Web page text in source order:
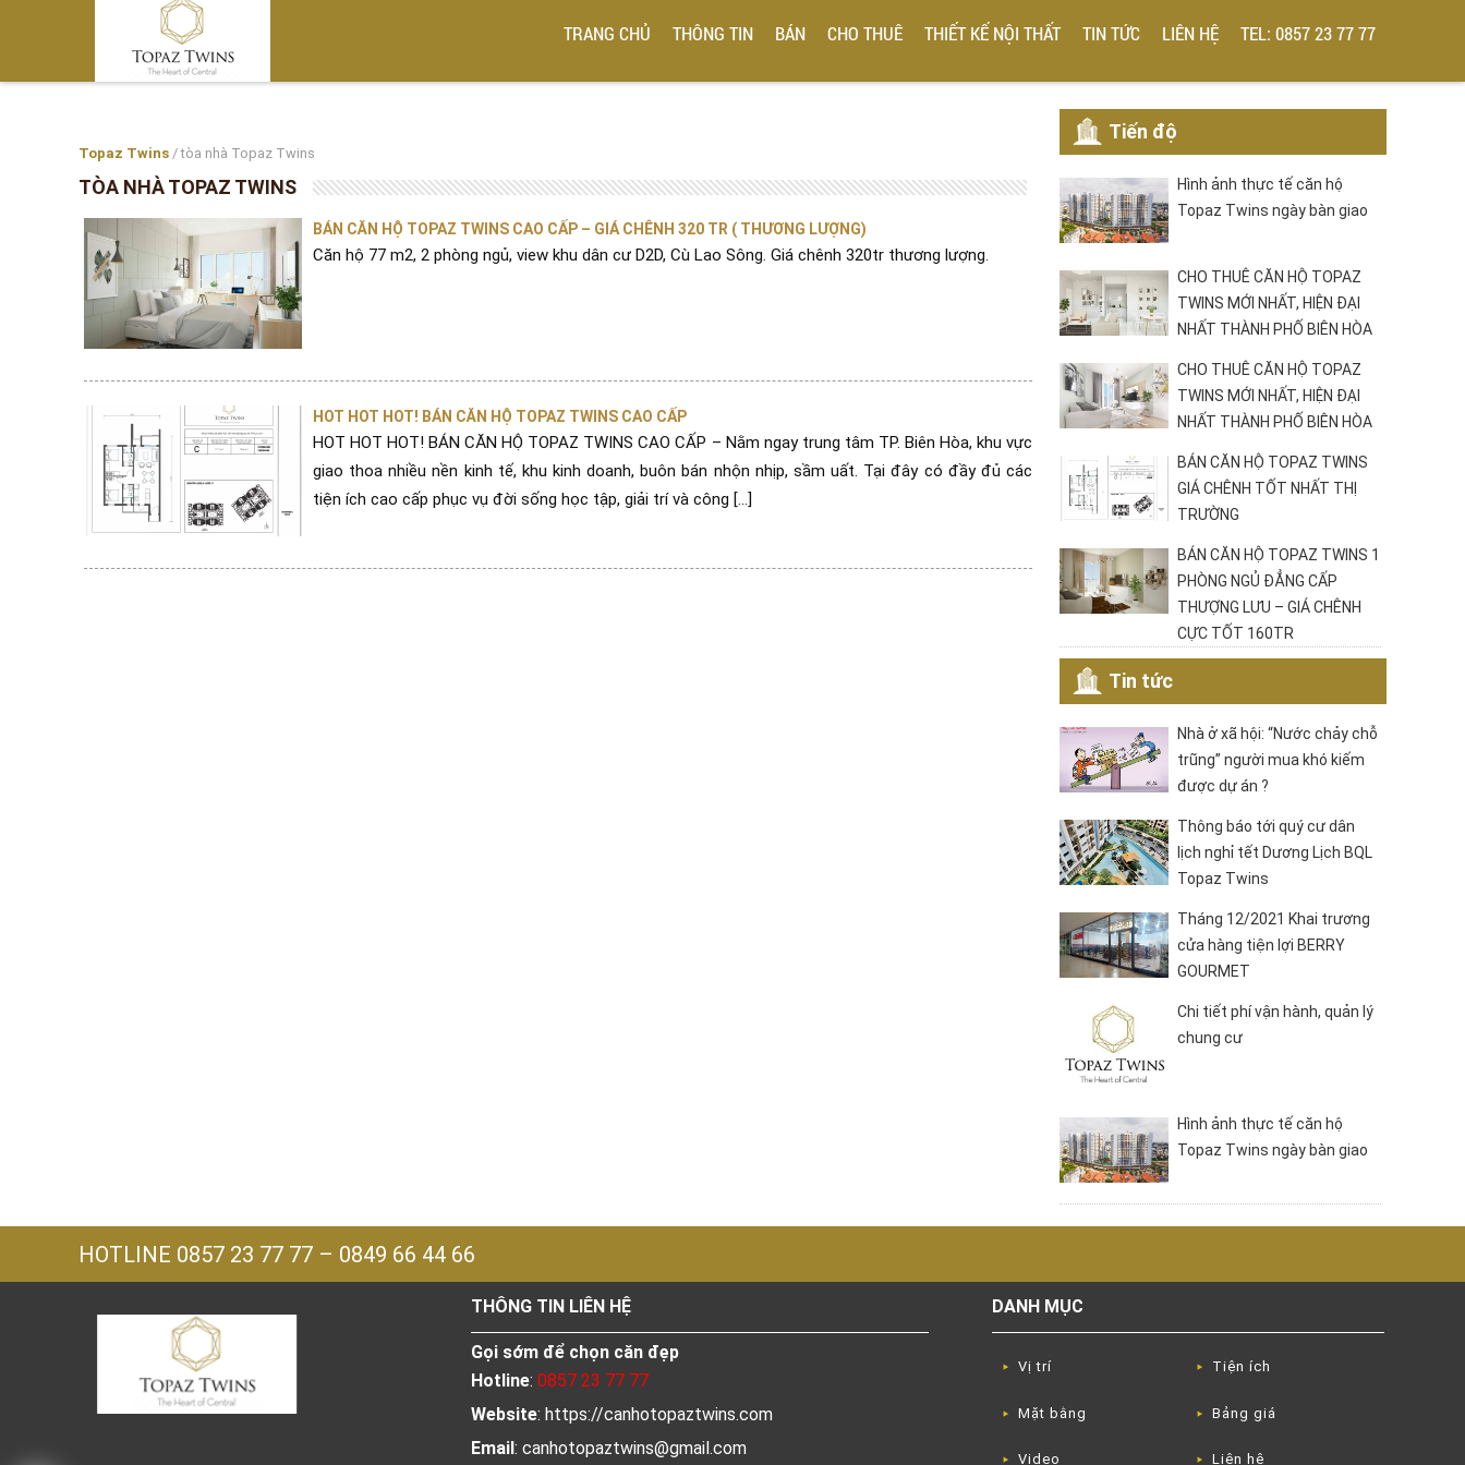
TRANG CHỦ THÔNG TIN BÁN CHO THUÊ THIẾT KẾ NỘI THẤT TIN TỨC LIÊN HỆ TEL: 0857 23 77 77
Topaz Twins /tòa nhà Topaz Twins
TÒA NHÀ TOPAZ TWINS
BÁN CĂN HỘ TOPAZ TWINS CAO CẤP – GIÁ CHÊNH 320 TR ( THƯƠNG LƯỢNG)
Căn hộ 77 m2, 2 phòng ngủ, view khu dân cư D2D, Cù Lao Sông. Giá chênh 320tr thương lượng.
HOT HOT HOT! BÁN CĂN HỘ TOPAZ TWINS CAO CẤP
HOT HOT HOT! BÁN CĂN HỘ TOPAZ TWINS CAO CẤP – Nằm ngay trung tâm TP. Biên Hòa, khu vực
giao thoa nhiều nền kinh tế, khu kinh doanh, buôn bán nhộn nhịp, sầm uất. Tại đây có đầy đủ các
tiện ích cao cấp phục vụ đời sống học tập, giải trí và công [...]
Tiến độ
Hình ảnh thực tế căn hộ
Topaz Twins ngày bàn giao
CHO THUÊ CĂN HỘ TOPAZ
TWINS MỚI NHẤT, HIỆN ĐẠI
NHẤT THÀNH PHỐ BIÊN HÒA
CHO THUÊ CĂN HỘ TOPAZ
TWINS MỚI NHẤT, HIỆN ĐẠI
NHẤT THÀNH PHỐ BIÊN HÒA
BÁN CĂN HỘ TOPAZ TWINS
GIÁ CHÊNH TỐT NHẤT THỊ
TRƯỜNG
BÁN CĂN HỘ TOPAZ TWINS 1
PHÒNG NGỦ ĐẲNG CẤP
THƯỢNG LƯU – GIÁ CHÊNH
CỰC TỐT 160TR
Tin tức
Nhà ở xã hội: “Nước chảy chỗ
trũng” người mua khó kiếm
được dự án ?
Thông báo tới quý cư dân
lịch nghỉ tết Dương Lịch BQL
Topaz Twins
Tháng 12/2021 Khai trương
cửa hàng tiện lợi BERRY
GOURMET
Chi tiết phí vận hành, quản lý
chung cư
Hình ảnh thực tế căn hộ
Topaz Twins ngày bàn giao
HOTLINE 0857 23 77 77 – 0849 66 44 66
THÔNG TIN LIÊN HỆ
Gọi sớm để chọn căn đẹp
Hotline: 0857 23 77 77
Website: https://canhotopaztwins.com
Email: canhotopaztwins@gmail.com
DANH MỤC
Vị trí Tiện ích
Mặt bằng Bảng giá
Video Liên hệ